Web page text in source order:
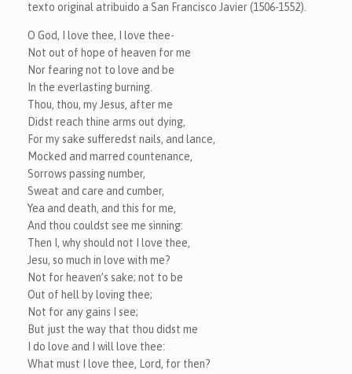
texto original atribuido a San Francisco Javier (1506-1552).
O God, I love thee, I love thee-
Not out of hope of heaven for me
Nor fearing not to love and be
In the everlasting burning.
Thou, thou, my Jesus, after me
Didst reach thine arms out dying,
For my sake sufferedst nails, and lance,
Mocked and marred countenance,
Sorrows passing number,
Sweat and care and cumber,
Yea and death, and this for me,
And thou couldst see me sinning:
Then I, why should not I love thee,
Jesu, so much in love with me?
Not for heaven’s sake; not to be
Out of hell by loving thee;
Not for any gains I see;
But just the way that thou didst me
I do love and I will love thee:
What must I love thee, Lord, for then?